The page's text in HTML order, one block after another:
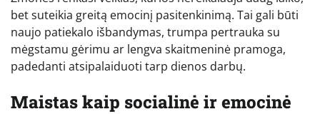
bet suteikia greitą emocinį pasitenkinimą. Tai gali būti
naujo patiekalo išbandymas, trumpa pertrauka su
mėgstamu gėrimu ar lengva skaitmeninė pramoga,
padedanti atsipalaiduoti tarp dienos darbų.
Maistas kaip socialinė ir emocinė